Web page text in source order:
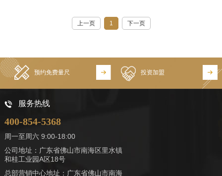
上一页 1 下一页
预约免费量尺 投资加盟
服务热线
400-854-5368
周一至周六 9:00-18:00
公司地址：广东省佛山市南海区里水镇
和桂工业园A区18号
总部营销中心地址：广东省佛山市南海